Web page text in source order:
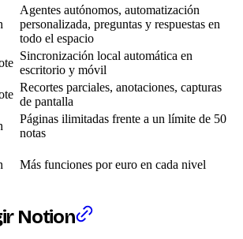
Agentes autónomos, automatización
personalizada, preguntas y respuestas en
todo el espacio
Sincronización local automática en
escritorio y móvil
Recortes parciales, anotaciones, capturas
de pantalla
Páginas ilimitadas frente a un límite de 50
notas
Más funciones por euro en cada nivel
Notion